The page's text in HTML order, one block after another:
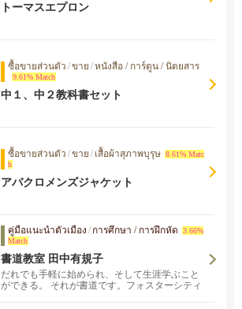
トーマスエプロン
ซื้อขายส่วนตัว /ขาย /หนังสือ / การ์ตูน / นิตยสาร
9.61% Match
中１、中２教科書セット
ซื้อขายส่วนตัว /ขาย / เสื้อผ้าสุภาพบุรุษ 8.61% Matc
h
アバクロメンズジャケット
คู่มือแนะนำตัวเมือง / การศึกษา / การฝึกหัด
3.66%
Match
書道教室 田中有規子
だれでも手軽に始められ、そして生涯学ぶこと
ができる。 それが書道です。フォスターシティ